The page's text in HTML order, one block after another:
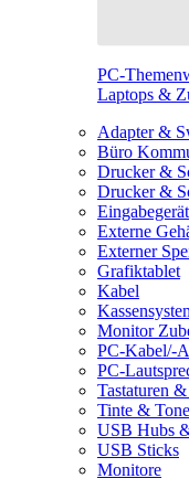
PC-
Laptops &
Adapter &
Büro
Drucker &
Drucker &
Externe
Externer
Grafiktablet
Kabel
Monitor
PC-Kabel/-
PC-
Tastaturen
Tinte &
USB Hubs
USB Sticks
Monitore